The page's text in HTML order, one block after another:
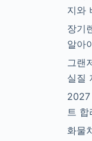
지와
장기
알아
그랜
실질
2027
트
화물